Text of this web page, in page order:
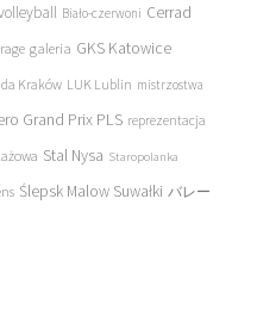
Biało-czerwoni Cerrad
galeria GKS Katowice
Kraków LUK Lublin mistrzostwa
Grand Prix PLS reprezentacja
Stal Nysa Staropolanka
Ślepsk Malow Suwałki バレー